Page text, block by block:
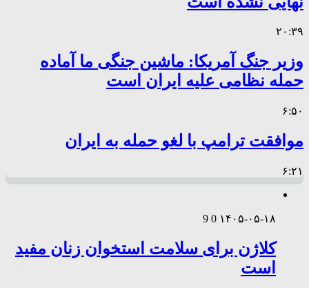
۲۰:۳۹
وزیر جنگ آمریکا: ماشین جنگی ما آماده
حمله نظامی علیه ایران است
۶:۵۰
موافقت ترامپ با لغو حمله به ایران
۶:۲۱
۱۴۰۵-۰۵-۱۸ 0
9
کلاژن برای سلامت استخوان زنان مفید
است